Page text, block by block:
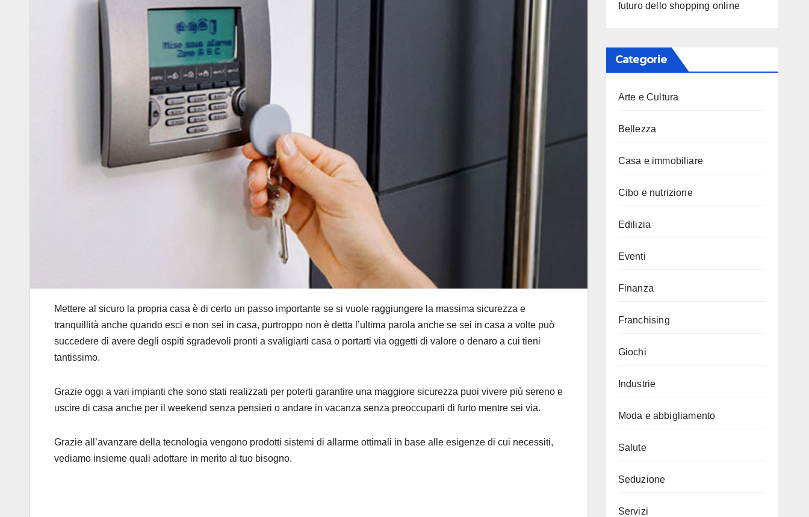
Mettere al sicuro la propria casa è di certo un passo importante se si vuole raggiungere la massima sicurezza e
tranquillità anche quando esci e non sei in casa, purtroppo non è detta l’ultima parola anche se sei in casa a volte può
succedere di avere degli ospiti sgradevoli pronti a svaligiarti casa o portarti via oggetti di valore o denaro a cui tieni
tantissimo.
Grazie oggi a vari impianti che sono stati realizzati per poterti garantire una maggiore sicurezza puoi vivere più sereno e
uscire di casa anche per il weekend senza pensieri o andare in vacanza senza preoccuparti di furto mentre sei via.
Grazie all’avanzare della tecnologia vengono prodotti sistemi di allarme ottimali in base alle esigenze di cui necessiti,
vediamo insieme quali adottare in merito al tuo bisogno.
futuro dello shopping online
Categorie
Arte e Cultura
Bellezza
Casa e immobiliare
Cibo e nutrizione
Edilizia
Eventi
Finanza
Franchising
Giochi
Industrie
Moda e abbigliamento
Salute
Seduzione
Servizi